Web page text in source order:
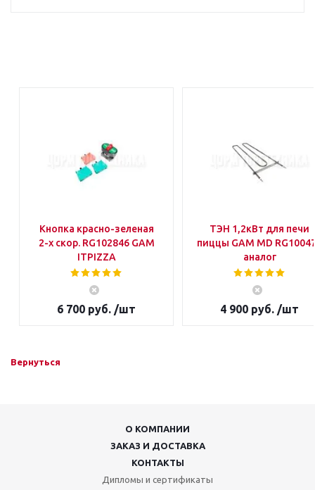
Кнопка красно-зеленая
2-х скор. RG102846 GAM
ITPIZZA
6 700 руб. /шт
ТЭН 1,2кВт для печи
пиццы GAM MD
аналог
4 900 руб. /шт
Вернуться
О КОМПАНИИ
ЗАКАЗ И ДОСТАВКА
КОНТАКТЫ
Дипломы и сертификаты